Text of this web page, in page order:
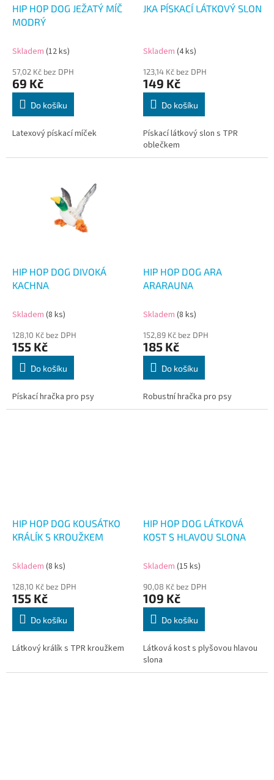
HIP HOP DOG JEŽATÝ MÍČ
MODRÝ
Skladem (12 ks)
57,02 Kč bez DPH
69 Kč
Do košíku
Latexový pískací míček
JKA PÍSKACÍ LÁTKOVÝ SLON
Skladem (4 ks)
123,14 Kč bez DPH
149 Kč
Do košíku
Pískací látkový slon s TPR
oblečkem
HIP HOP DOG DIVOKÁ
KACHNA
Skladem (8 ks)
128,10 Kč bez DPH
155 Kč
Do košíku
Pískací hračka pro psy
HIP HOP DOG ARA
ARARAUNA
Skladem (8 ks)
152,89 Kč bez DPH
185 Kč
Do košíku
Robustní hračka pro psy
HIP HOP DOG KOUSÁTKO
KRÁLÍK S KROUŽKEM
Skladem (8 ks)
128,10 Kč bez DPH
155 Kč
Do košíku
Látkový králík s TPR kroužkem
HIP HOP DOG LÁTKOVÁ
KOST S HLAVOU SLONA
Skladem (15 ks)
90,08 Kč bez DPH
109 Kč
Do košíku
Látková kost s plyšovou hlavou
slona